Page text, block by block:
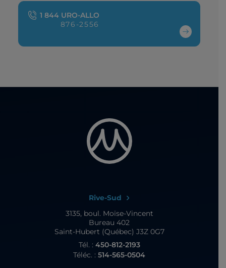
1 844 URO-ALLO
876-2556
Rive-Sud
3135, boul. Moïse-Vincent
Bureau 402
Saint-Hubert (Québec) J3Z 0G7
Tél. : 450-812-2193
Téléc. : 514-565-0504